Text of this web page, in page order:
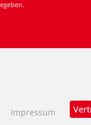
Impressum